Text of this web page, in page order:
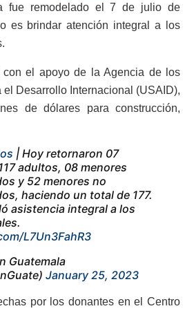
fue remodelado el 7 de julio de
es brindar atención integral a los
con el apoyo de la Agencia de los
el Desarrollo Internacional (USAID),
de dólares para construcción,
| Hoy retornaron 07
adultos, 08 menores
y 52 menores no
haciendo un total de 177.
asistencia integral a los
L7Un3FahR3
Guatemala
January 25, 2023
por los donantes en el Centro